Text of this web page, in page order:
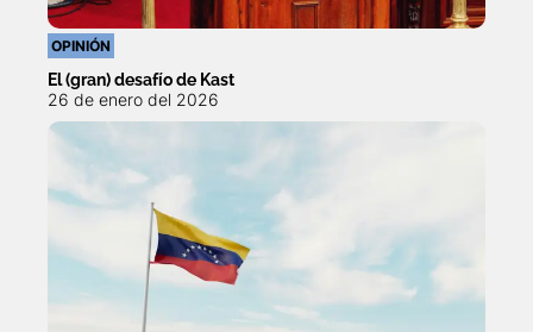
OPINIÓN
El (gran) desafío de Kast
26 de enero del 2026